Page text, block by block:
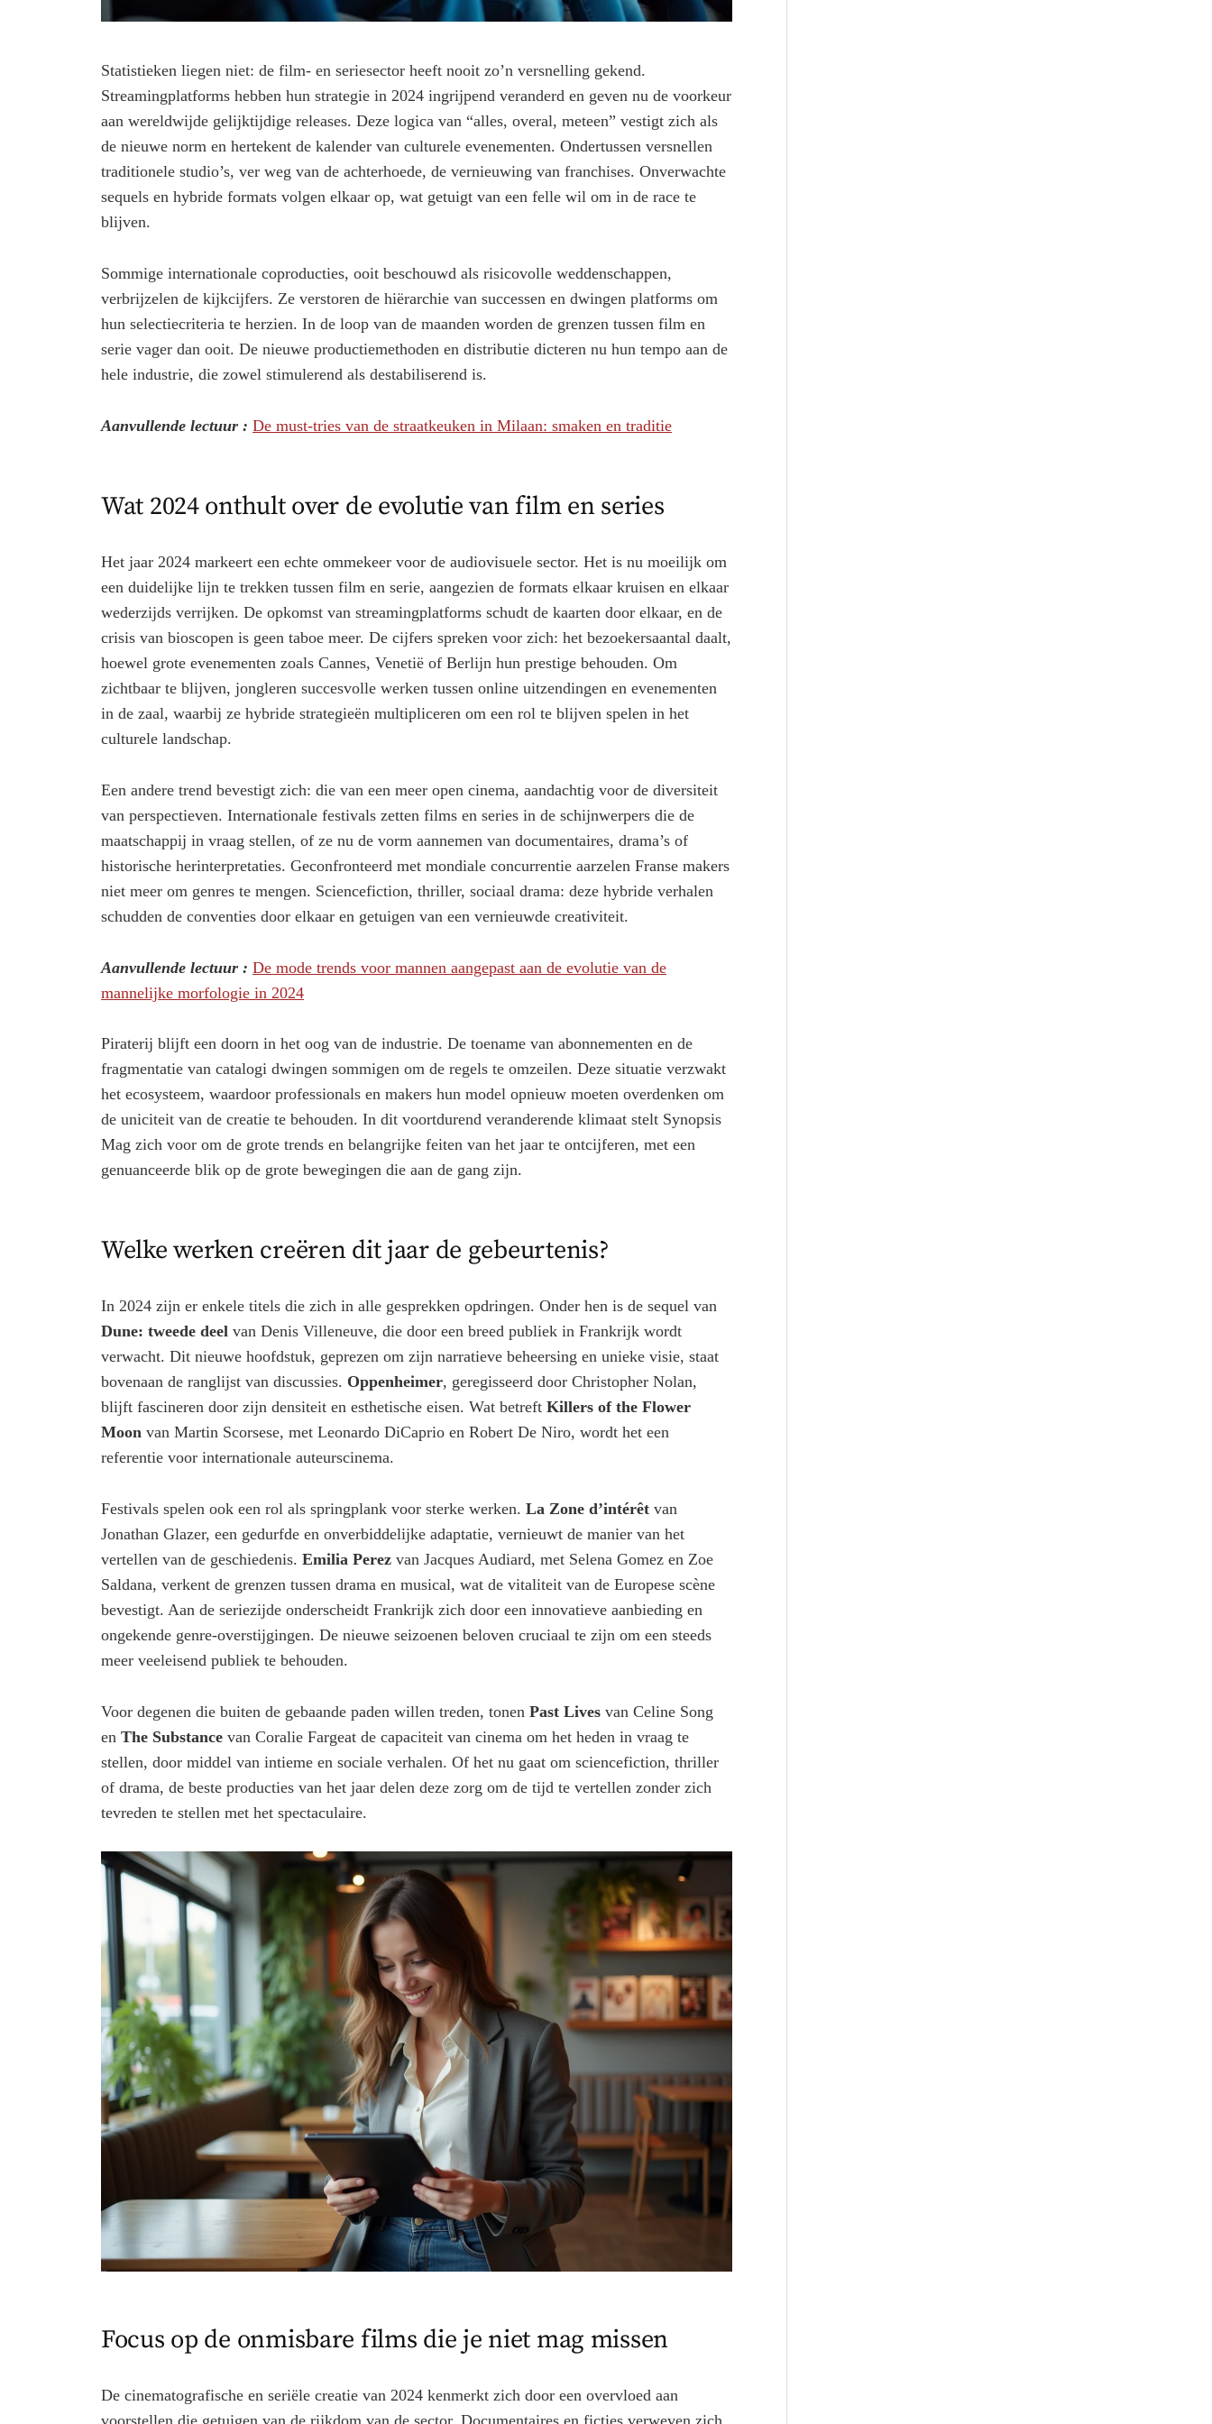
Statistieken liegen niet: de film- en seriesector heeft nooit zo’n versnelling gekend.
Streamingplatforms hebben hun strategie in 2024 ingrijpend veranderd en geven nu de voorkeur
aan wereldwijde gelijktijdige releases. Deze logica van “alles, overal, meteen” vestigt zich als
de nieuwe norm en hertekent de kalender van culturele evenementen. Ondertussen versnellen
traditionele studio’s, ver weg van de achterhoede, de vernieuwing van franchises. Onverwachte
sequels en hybride formats volgen elkaar op, wat getuigt van een felle wil om in de race te
blijven.
Sommige internationale coproducties, ooit beschouwd als risicovolle weddenschappen,
verbrijzelen de kijkcijfers. Ze verstoren de hiërarchie van successen en dwingen platforms om
hun selectiecriteria te herzien. In de loop van de maanden worden de grenzen tussen film en
serie vager dan ooit. De nieuwe productiemethoden en distributie dicteren nu hun tempo aan de
hele industrie, die zowel stimulerend als destabiliserend is.
Aanvullende lectuur : De must-tries van de straatkeuken in Milaan: smaken en traditie
Wat 2024 onthult over de evolutie van film en series
Het jaar 2024 markeert een echte ommekeer voor de audiovisuele sector. Het is nu moeilijk om
een duidelijke lijn te trekken tussen film en serie, aangezien de formats elkaar kruisen en elkaar
wederzijds verrijken. De opkomst van streamingplatforms schudt de kaarten door elkaar, en de
crisis van bioscopen is geen taboe meer. De cijfers spreken voor zich: het bezoekersaantal daalt,
hoewel grote evenementen zoals Cannes, Venetië of Berlijn hun prestige behouden. Om
zichtbaar te blijven, jongleren succesvolle werken tussen online uitzendingen en evenementen
in de zaal, waarbij ze hybride strategieën multipliceren om een rol te blijven spelen in het
culturele landschap.
Een andere trend bevestigt zich: die van een meer open cinema, aandachtig voor de diversiteit
van perspectieven. Internationale festivals zetten films en series in de schijnwerpers die de
maatschappij in vraag stellen, of ze nu de vorm aannemen van documentaires, drama’s of
historische herinterpretaties. Geconfronteerd met mondiale concurrentie aarzelen Franse makers
niet meer om genres te mengen. Sciencefiction, thriller, sociaal drama: deze hybride verhalen
schudden de conventies door elkaar en getuigen van een vernieuwde creativiteit.
Aanvullende lectuur : De mode trends voor mannen aangepast aan de evolutie van de
mannelijke morfologie in 2024
Piraterij blijft een doorn in het oog van de industrie. De toename van abonnementen en de
fragmentatie van catalogi dwingen sommigen om de regels te omzeilen. Deze situatie verzwakt
het ecosysteem, waardoor professionals en makers hun model opnieuw moeten overdenken om
de uniciteit van de creatie te behouden. In dit voortdurend veranderende klimaat stelt Synopsis
Mag zich voor om de grote trends en belangrijke feiten van het jaar te ontcijferen, met een
genuanceerde blik op de grote bewegingen die aan de gang zijn.
Welke werken creëren dit jaar de gebeurtenis?
In 2024 zijn er enkele titels die zich in alle gesprekken opdringen. Onder hen is de sequel van
Dune: tweede deel van Denis Villeneuve, die door een breed publiek in Frankrijk wordt
verwacht. Dit nieuwe hoofdstuk, geprezen om zijn narratieve beheersing en unieke visie, staat
bovenaan de ranglijst van discussies. Oppenheimer, geregisseerd door Christopher Nolan,
blijft fascineren door zijn densiteit en esthetische eisen. Wat betreft Killers of the Flower
Moon van Martin Scorsese, met Leonardo DiCaprio en Robert De Niro, wordt het een
referentie voor internationale auteurscinema.
Festivals spelen ook een rol als springplank voor sterke werken. La Zone d’intérêt van
Jonathan Glazer, een gedurfde en onverbiddelijke adaptatie, vernieuwt de manier van het
vertellen van de geschiedenis. Emilia Perez van Jacques Audiard, met Selena Gomez en Zoe
Saldana, verkent de grenzen tussen drama en musical, wat de vitaliteit van de Europese scène
bevestigt. Aan de seriezijde onderscheidt Frankrijk zich door een innovatieve aanbieding en
ongekende genre-overstijgingen. De nieuwe seizoenen beloven cruciaal te zijn om een steeds
meer veeleisend publiek te behouden.
Voor degenen die buiten de gebaande paden willen treden, tonen Past Lives van Celine Song
en The Substance van Coralie Fargeat de capaciteit van cinema om het heden in vraag te
stellen, door middel van intieme en sociale verhalen. Of het nu gaat om sciencefiction, thriller
of drama, de beste producties van het jaar delen deze zorg om de tijd te vertellen zonder zich
tevreden te stellen met het spectaculaire.
Focus op de onmisbare films die je niet mag missen
De cinematografische en seriële creatie van 2024 kenmerkt zich door een overvloed aan